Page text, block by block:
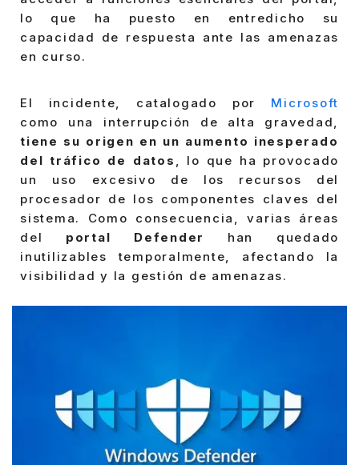
lo que ha puesto en entredicho su
capacidad de respuesta ante las amenazas
en curso.
El incidente, catalogado por Microsoft
como una interrupción de alta gravedad,
tiene su origen en un aumento inesperado
del tráfico de datos , lo que ha provocado
un uso excesivo de los recursos del
procesador de los componentes claves del
sistema. Como consecuencia, varias áreas
del portal Defender
han quedado
inutilizables temporalmente, afectando la
visibilidad y la gestión de amenazas.